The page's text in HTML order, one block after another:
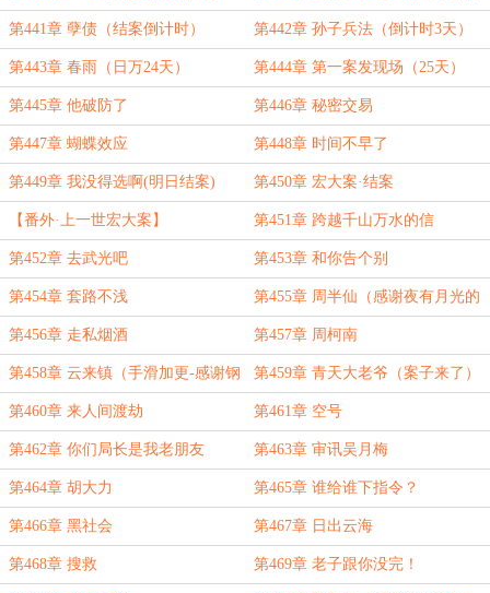
计时）
第441章 孽债（结案倒计时） 第442章 孙子兵法（倒计时3天）
第443章 春雨（日万24天） 第444章 第一案发现场（25天）
第445章 他破防了 第446章 秘密交易
第447章 蝴蝶效应 第448章 时间不早了
第449章 我没得选啊(明日结案) 第450章 宏大案·结案
【番外·上一世宏大案】 第451章 跨越千山万水的信
第452章 去武光吧 第453章 和你告个别
第454章 套路不浅 第455章 周半仙（感谢夜有月光的
盟主）
第456章 走私烟酒 第457章 周柯南
第458章 云来镇（手滑加更-感谢钢
铁哥的盟主）
第459章 青天大老爷（案子来了）
第460章 来人间渡劫 第461章 空号
第462章 你们局长是我老朋友 第463章 审讯吴月梅
第464章 胡大力 第465章 谁给谁下指令？
第466章 黑社会 第467章 日出云海
第468章 搜救 第469章 老子跟你没完！